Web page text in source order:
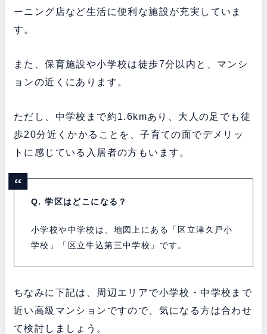
ーニング店など生活に便利な施設が充実していま
す。
また、保育施設や小学校は徒歩7分以内と、マンシ
ョンの近くにあります。
ただし、中学校まで約1.6kmあり、大人の足でも徒
歩20分近くかかることを、子育ての面でデメリッ
トに感じている入居者の方もいます。
Q. 学区はどこになる？
小学校や中学校は、地図上にある「区立津久戸小
学校」「区立牛込第三中学校」です。
ちなみに下記は、周辺エリアで小学校・中学校まで
近い高級マンションですので、気になる方は合わせ
て検討しましょう。